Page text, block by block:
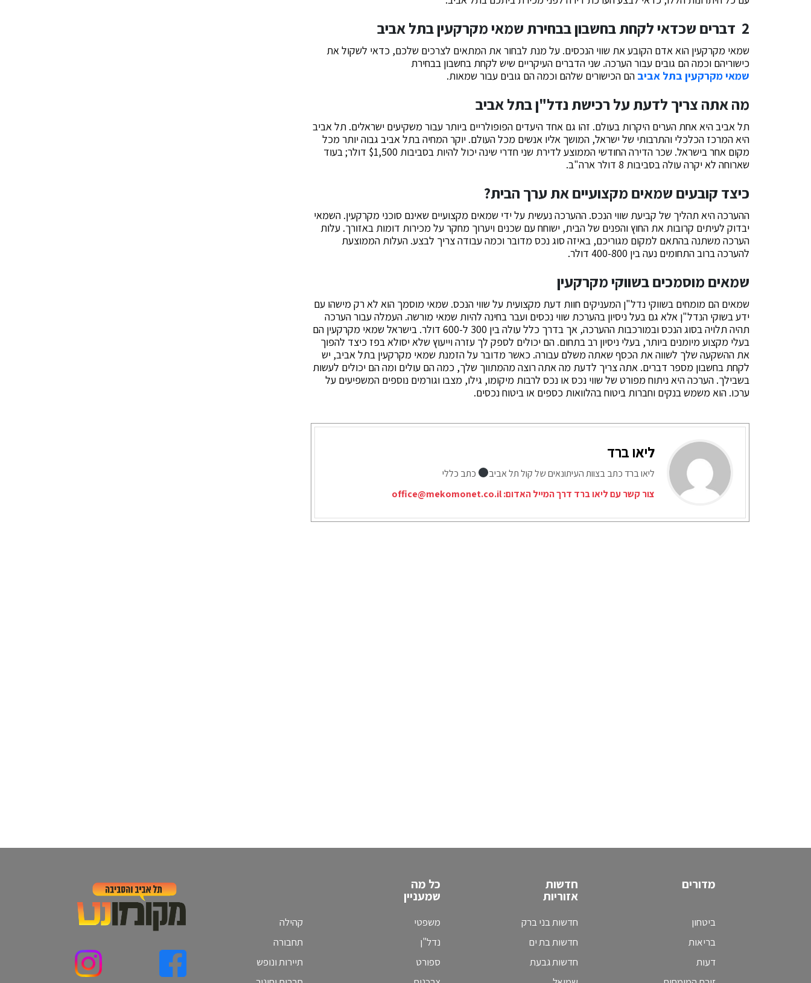
2 דברים שכדאי לקחת בחשבון בבחירת שמאי מקרקעין בתל אביב
שמאי מקרקעין הוא אדם הקובע את שווי הנכסים. על מנת לבחור את המתאים לצרכים שלכם, כדאי לשקול את
כישוריהם וכמה הם גובים עבור הערכה. שני הדברים העיקריים שיש לקחת בחשבון בבחירת
שמאי מקרקעין בתל אביב הם הכישורים שלהם וכמה הם גובים עבור שמאות.
מה אתה צריך לדעת על רכישת נדל"ן בתל אביב
תל אביב היא אחת הערים היקרות בעולם. זהו גם אחד היעדים הפופולריים ביותר עבור משקיעים ישראלים. תל אביב
היא המרכז הכלכלי והתרבותי של ישראל, המושך אליו אנשים מכל העולם. יוקר המחיה בתל אביב גבוה יותר מכל
מקום אחר בישראל. שכר הדירה החודשי הממוצע לדירת שני חדרי שינה יכול להיות בסביבות $1,500 דולר; בעוד
שארוחה לא יקרה עולה בסביבות 8 דולר ארה"ב.
כיצד קובעים שמאים מקצועיים את ערך הבית?
ההערכה היא תהליך של קביעת שווי הנכס. ההערכה נעשית על ידי שמאים מקצועיים שאינם סוכני מקרקעין. השמאי
יבדוק לעיתים קרובות את החוץ והפנים של הבית, ישוחח עם שכנים ויערוך מחקר על מכירות דומות באזורך. עלות
הערכה משתנה בהתאם למקום מגוריכם, באיזה סוג נכס מדובר וכמה עבודה צריך לבצע. העלות הממוצעת
להערכה ברוב התחומים נעה בין 400-800 דולר.
שמאים מוסמכים בשווקי מקרקעין
שמאים הם מומחים בשווקי נדל"ן המעניקים חוות דעת מקצועית על שווי הנכס. שמאי מוסמך הוא לא רק מישהו עם
ידע בשוקי הנדל"ן אלא גם בעל ניסיון בהערכת שווי נכסים ועבר בחינה להיות שמאי מורשה. העמלה עבור הערכה
תהיה תלויה בסוג הנכס ובמורכבות ההערכה, אך בדרך כלל עולה בין 300 ל-600 דולר. בישראל שמאי מקרקעין הם
בעלי מקצוע מיומנים ביותר, בעלי ניסיון רב בתחום. הם יכולים לספק לך עזרה וייעוץ שלא יסולא בפז כיצד להפוך
את ההשקעה שלך לשווה את הכסף שאתה משלם עבורה. כאשר מדובר על הזמנת שמאי מקרקעין בתל אביב, יש
לקחת בחשבון מספר דברים. אתה צריך לדעת מה אתה רוצה מהמתווך שלך, כמה הם עולים ומה הם יכולים לעשות
בשבילך. הערכה היא ניתוח מפורט של שווי נכס או נכס לרבות מיקומו, גילו, מצבו וגורמים נוספים המשפיעים על
ערכו. הוא משמש בנקים וחברות ביטוח בהלוואות כספים או ביטוח נכסים.
ליאו ברד
ליאו ברד כתב בצוות העיתונאים של קול תל אביב
כתב כללי
צור קשר עם ליאו ברד דרך המייל האדום:office@mekomonet.co.il
מדורים
ביטחון
בריאות
דעות
חדשות
אזוריות
חדשות בני ברק
חדשות בת ים
חדשות גבעת
כל מה
שמעניין
משפטי
נדל"ן
ספורט
קהילה
תחבורה
תיירות ונופש